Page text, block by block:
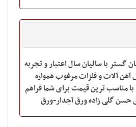
سامان گستر با سالیان سال اعتبار و تجربه
آلات و فلزات مرغوب همواره
با مناسب ترین قیمت برای شما فراهم
سازد ... با مدیریت آقای حسن گلی زاده ورق آجدار-ورق
ورق روغن